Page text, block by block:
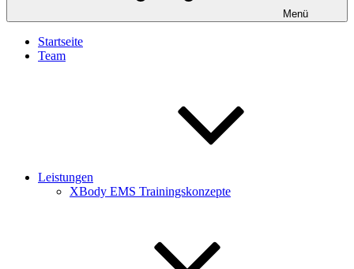
Menü
Startseite
Team
Leistungen
XBody EMS Trainingskonzepte